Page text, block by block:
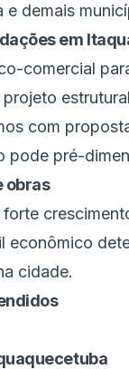
demais
em
comercial
com
pode pré-
obras
econômico
cidade.